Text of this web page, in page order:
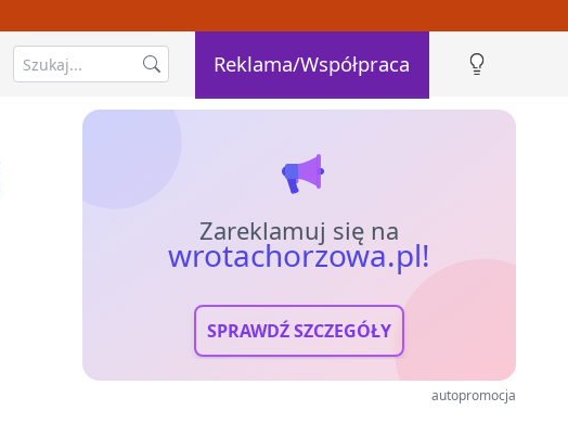
Reklama/Współpraca
Zareklamuj się na
wrotachorzowa.pl!
SPRAWDŹ SZCZEGÓŁY
autopromocja